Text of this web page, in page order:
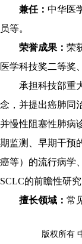
兼任： 中华医
员等。
荣誉成果： 荣
医学科技奖二等奖
承担科技部重
念，并提出癌肺同
并慢性阻塞性肺病
期监测、早期干预
癌等）的流行病学
SCLC的前瞻性研究
擅长领域： 常
版权所有